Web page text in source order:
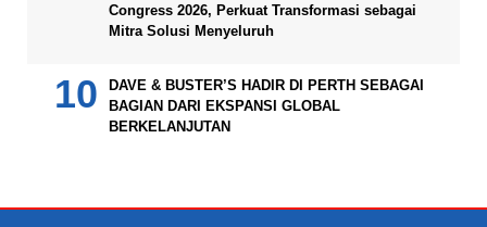
Congress 2026, Perkuat Transformasi sebagai
Mitra Solusi Menyeluruh
DAVE & BUSTER’S HADIR DI PERTH SEBAGAI
BAGIAN DARI EKSPANSI GLOBAL
BERKELANJUTAN